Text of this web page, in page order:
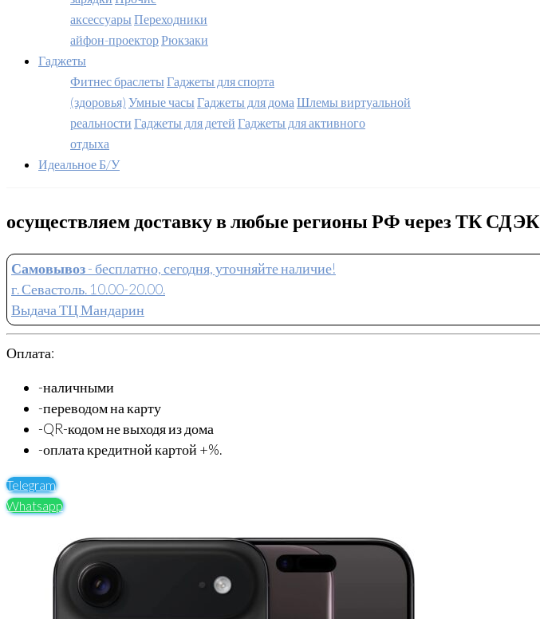
аксессуары Переходники
айфон-проекторРюкзаки
Гаджеты
Фитнес браслеты Гаджеты для спорта
(здоровья) Умные часы Гаджеты для дома Шлемы виртуальной
реальности Гаджеты для детей Гаджеты для активного
отдыха
Идеальное Б/У
осуществляем доставку в любые регионы РФ через ТК СДЭК
Самовывоз- бесплатно, сегодня, уточняйте наличие!
г. Севастоль. 10.00-20.00.
Выдача ТЦ Мандарин
Оплата:
-наличными
-переводом на карту
-QR-кодом не выходя из дома
-оплата кредитной картой +%.
Telegram
Whatsapp